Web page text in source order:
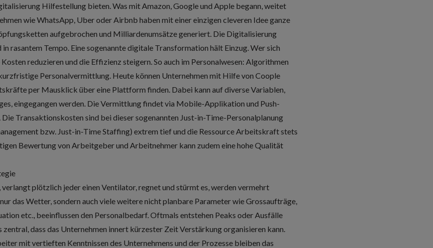
Hilfestellung bieten. Was mit Amazon, Google und Apple begann, weitet
wie WhatsApp, Uber oder Airbnb haben mit einer einzigen cleveren Idee ganze
aufgebrochen und Milliardenumsätze generiert. Die Digitalisierung
rasantem Tempo. Eine sogenannte digitale Transformation hält Einzug. Wer sich
reduzieren und die Effizienz steigern. So auch im Personalwesen: Algorithmen
Personalvermittlung. Heute können Unternehmen mit Hilfe von Coople
per Mausklick über eine Plattform finden. Dabei kann auf diverse Variablen,
eingegangen werden. Die Vermittlung findet via Mobile-Applikation und Push-
Transaktionskosten sind bei dieser sogenannten Just-in-Time-Personalplanung
bzw. Just-in-Time Staffing) extrem tief und die Ressource Arbeitskraft stets
Bewertung von Arbeitgeber und Arbeitnehmer kann zudem eine hohe Qualität
verlangt plötzlich jeder einen Ventilator, regnet und stürmt es, werden vermehrt
das Wetter, sondern auch viele weitere nicht planbare Parameter wie Grossaufträge,
etc., beeinflussen den Personalbedarf. Oftmals entstehen Peaks oder Ausfälle
dass das Unternehmen innert kürzester Zeit Verstärkung organisieren kann.
mit vertieften Kenntnissen des Unternehmens und der Prozesse bleiben das